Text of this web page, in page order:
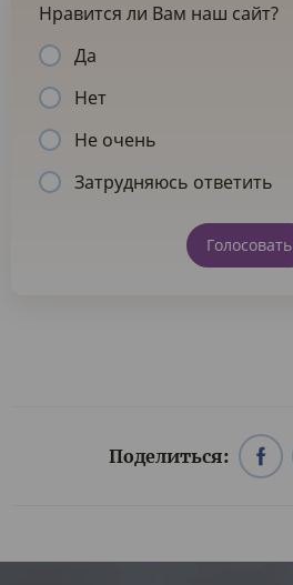
Нравится ли Вам наш сайт?
Да
Нет
Не очень
Затрудняюсь ответить
Голосовать
Поделиться: